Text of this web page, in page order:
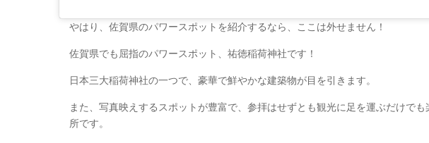
やはり、佐賀県のパワースポットを紹介するなら、ここは外せません！
佐賀県でも屈指のパワースポット、祐徳稲荷神社です！
日本三大稲荷神社の一つで、豪華で鮮やかな建築物が目を引きます。
また、写真映えするスポットが豊富で、参拝はせずとも観光に足を運ぶだけでも
所です。